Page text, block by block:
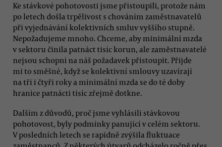
Ke stávkové pohotovosti jsme přistoupili, protože nám
po letech došla trpělivost s chováním zaměstnavatelů
při vyjednávání kolektivních smluv vyššího stupně.
Nepožadujeme mnoho. Chceme, aby minimální mzda
v sektoru činila patnáct tisíc korun, ale zaměstnavatelé
nejsou schopni na náš požadavek přistoupit. Přijde
mi to směšné, když se kolektivní smlouvy uzavírají
na tři i čtyři roky a minimální mzda se do té doby
hranice patnácti tisíc zřejmě dotkne.
Dalším z důvodů, proč jsme vyhlásili stávkovou
pohotovost, byly podmínky panující v celém sektoru.
V posledních letech se rapidně zvýšila fluktuace